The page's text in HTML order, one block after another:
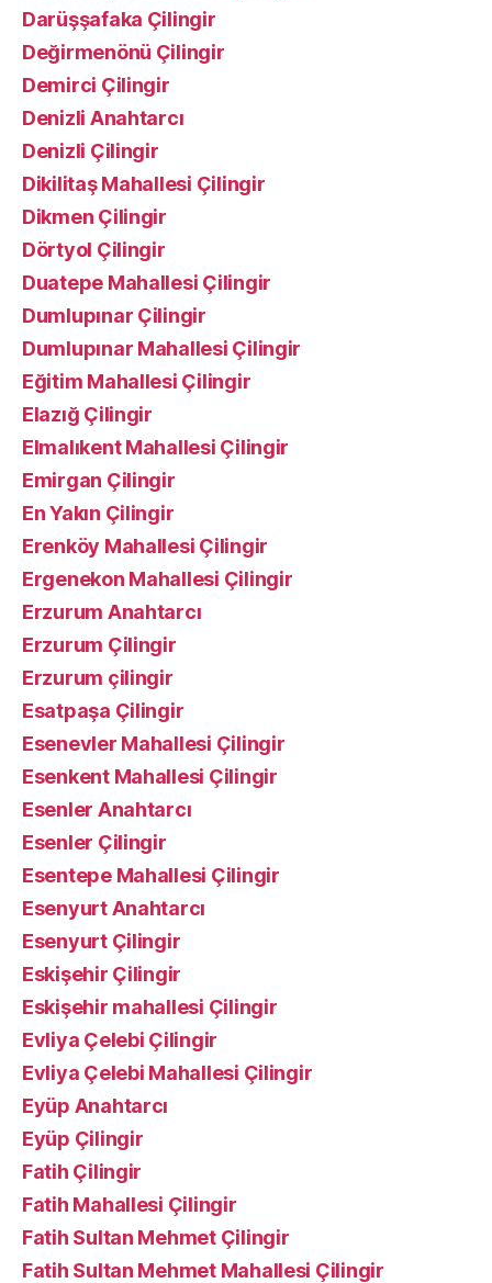
Darüşşafaka Çilingir
Değirmenönü Çilingir
Demirci Çilingir
Denizli Anahtarcı
Denizli Çilingir
Dikilitaş Mahallesi Çilingir
Dikmen Çilingir
Dörtyol Çilingir
Duatepe Mahallesi Çilingir
Dumlupınar Çilingir
Dumlupınar Mahallesi Çilingir
Eğitim Mahallesi Çilingir
Elazığ Çilingir
Elmalıkent Mahallesi Çilingir
Emirgan Çilingir
En Yakın Çilingir
Erenköy Mahallesi Çilingir
Ergenekon Mahallesi Çilingir
Erzurum Anahtarcı
Erzurum Çilingir
Erzurum çilingir
Esatpaşa Çilingir
Esenevler Mahallesi Çilingir
Esenkent Mahallesi Çilingir
Esenler Anahtarcı
Esenler Çilingir
Esentepe Mahallesi Çilingir
Esenyurt Anahtarcı
Esenyurt Çilingir
Eskişehir Çilingir
Eskişehir mahallesi Çilingir
Evliya Çelebi Çilingir
Evliya Çelebi Mahallesi Çilingir
Eyüp Anahtarcı
Eyüp Çilingir
Fatih Çilingir
Fatih Mahallesi Çilingir
Fatih Sultan Mehmet Çilingir
Fatih Sultan Mehmet Mahallesi Çilingir